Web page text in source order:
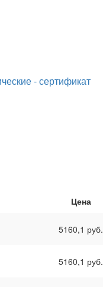
- сертификат
Цена
5160,1 руб.
5160,1 руб.